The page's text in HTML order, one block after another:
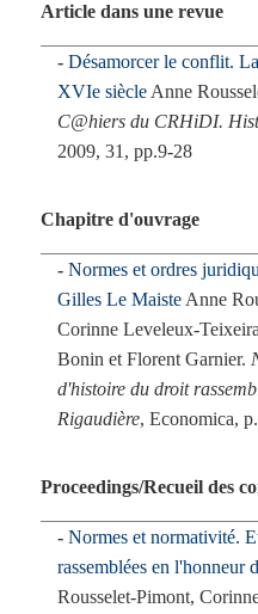
Article dans une revue
Désamorcer le conflit.
XVIe siècle Anne
C@hiers du CRHiDI.
2009, 31, pp.9-28
Chapitre d'ouvrage
Normes et ordres
Gilles Le Maiste Anne
Corinne Leveleux-
Bonin et Florent Garnier.
d'histoire du droit
Rigaudière, Economica,
Proceedings/Recueil des
Normes et normativité.
rassemblées en l'honneur
Rousselet-Pimont,